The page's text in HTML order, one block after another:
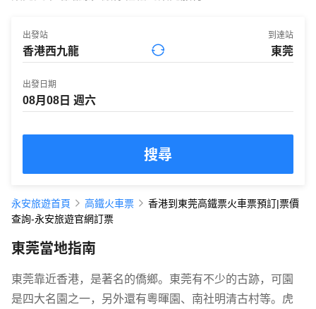
出發站 到達站
出發日期
搜尋
永安旅遊首頁 高鐵火車票
香港到東莞高鐵票火車票預訂|票價
查詢-永安旅遊官網訂票
東莞當地指南
東莞靠近香港，是著名的僑鄉。東莞有不少的古跡，可園
是四大名園之一，另外還有粵暉園、南社明清古村等。虎